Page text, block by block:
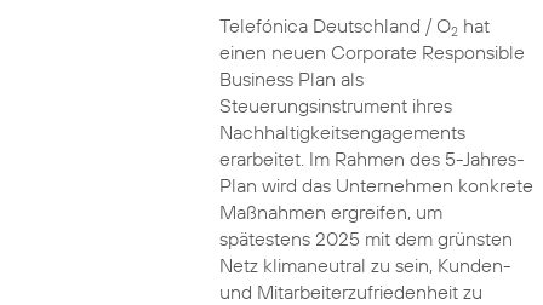
Telefónica Deutschland / O2hat
einen neuen Corporate Responsible
Business Plan als
Steuerungsinstrument ihres
Nachhaltigkeitsengagements
erarbeitet. Im Rahmen des 5-Jahres-
Plan wird das Unternehmen konkrete
Maßnahmen ergreifen, um
spätestens 2025 mit dem grünsten
Netz klimaneutral zu sein, Kunden-
und Mitarbeiterzufriedenheit zu